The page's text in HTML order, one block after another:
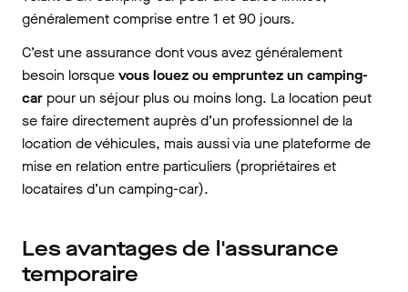
généralement comprise entre 1 et 90 jours.
C’est une assurance dont vous avez généralement
besoin lorsquevous louez ou empruntez un camping-
car pour un séjour plus ou moins long. La location peut
se faire directement auprès d’un professionnel de la
location de véhicules, mais aussi via une plateforme de
mise en relation entre particuliers (propriétaires et
locataires d’un camping-car).
Les avantages de l'assurance
temporaire